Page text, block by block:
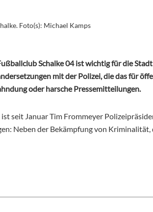
Foto(s): Michael Kamps
Schalke 04 ist wichtig für die
mit der Polizei, die das für
oder harsche Pressemitteilungen.
seit Januar Tim Frommeyer
Neben der Bekämpfung von Kriminalität,